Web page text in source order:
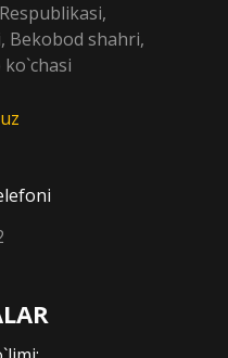
Bekobod shahri,